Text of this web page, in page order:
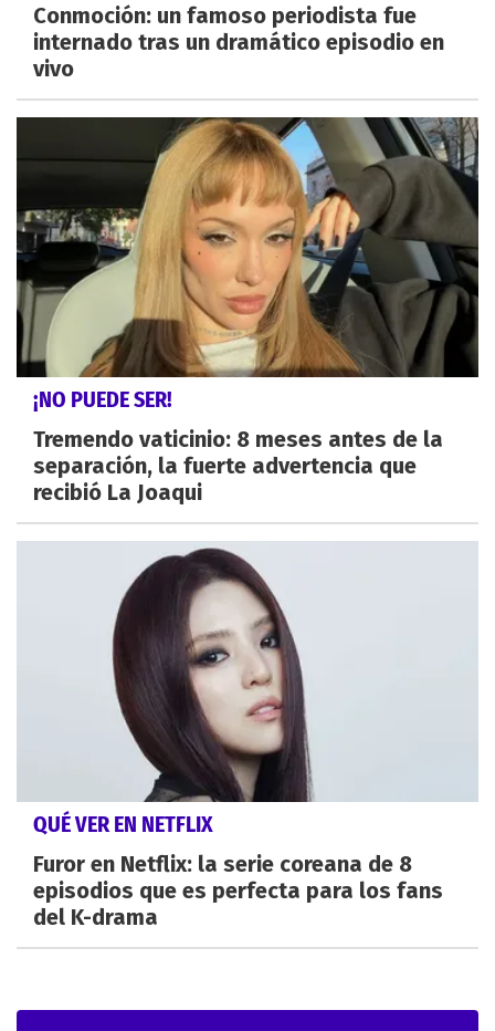
Conmoción: un famoso periodista fue
internado tras un dramático episodio en
vivo
¡NO PUEDE SER!
Tremendo vaticinio: 8 meses antes de la
separación, la fuerte advertencia que
recibió La Joaqui
QUÉ VER EN NETFLIX
Furor en Netflix: la serie coreana de 8
episodios que es perfecta para los fans
del K-drama